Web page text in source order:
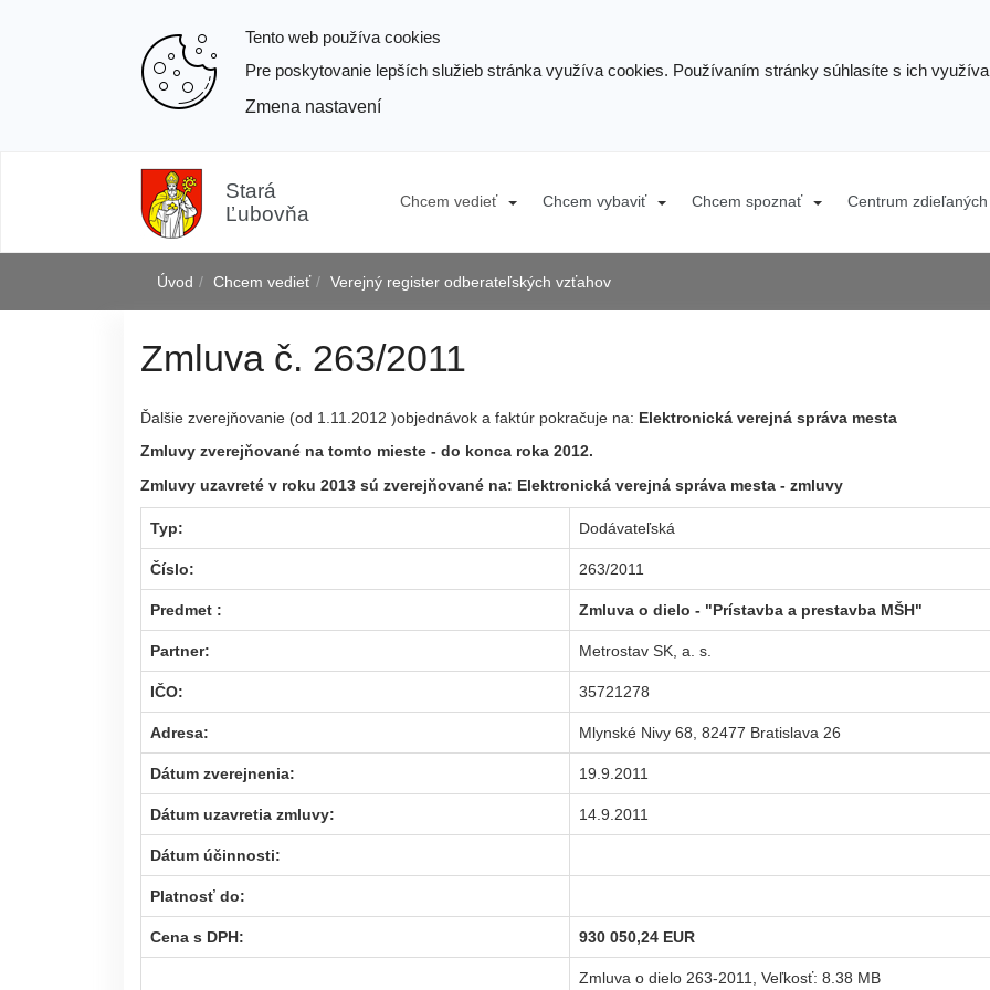
Tento web používa cookies
Pre poskytovanie lepších služieb stránka využíva cookies. Používaním stránky súhlasíte s ich
Zmena nastavení
Stará
Ľubovňa
Chcem vedieť Chcem vybaviť Chcem spoznať Centrum
Úvod Chcem vedieť Verejný register odberateľských vzťahov
Zmluva č. 263/2011
Ďalšie zverejňovanie (od 1.11.2012 )objednávok a faktúr pokračuje na: Elektronická verejná správa mesta
Zmluvy zverejňované na tomto mieste - do konca roka 2012.
Zmluvy uzavreté v roku 2013 sú zverejňované na: Elektronická verejná správa mesta - zmluvy
Typ: Dodávateľská
Číslo: 263/2011
Predmet : Zmluva o dielo - "Prístavba a prestavba MŠH"
Partner: Metrostav SK, a. s.
IČO: 35721278
Adresa: Mlynské Nivy 68, 82477 Bratislava 26
Dátum zverejnenia: 19.9.2011
Dátum uzavretia zmluvy: 14.9.2011
Dátum účinnosti:
Platnosť do:
Cena s DPH: 930 050,24 EUR
Zmluva o dielo 263-2011 , Veľkosť: 8.38 MB